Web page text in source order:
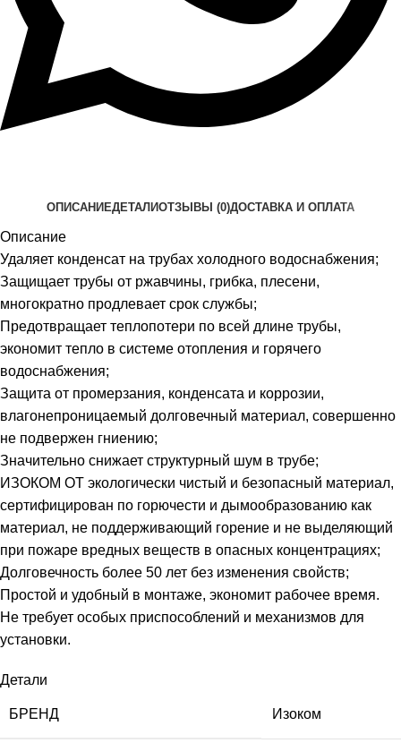
ОПИСАНИЕДЕТАЛИОТЗЫВЫ (0)ДОСТАВКА И ОПЛАТА
Описание
Удаляет конденсат на трубах холодного водоснабжения;
Защищает трубы от ржавчины, грибка, плесени,
многократно продлевает срок службы;
Предотвращает теплопотери по всей длине трубы,
экономит тепло в системе отопления и горячего
водоснабжения;
Защита от промерзания, конденсата и коррозии,
влагонепроницаемый долговечный материал, совершенно
не подвержен гниению;
Значительно снижает структурный шум в трубе;
ИЗОКОМ ОТ экологически чистый и безопасный материал,
сертифицирован по горючести и дымообразованию как
материал, не поддерживающий горение и не выделяющий
при пожаре вредных веществ в опасных концентрациях;
Долговечность более 50 лет без изменения свойств;
Простой и удобный в монтаже, экономит рабочее время.
Не требует особых приспособлений и механизмов для
установки.
Детали
БРЕНД Изоком